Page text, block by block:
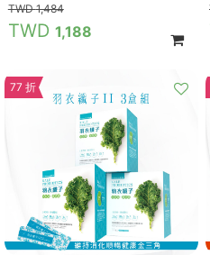
1,484
1,188
77 折